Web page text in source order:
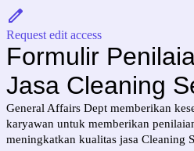
Request edit access
Formulir
Jasa Cleaning
General Affairs Dept memberikan
karyawan untuk memberikan
meningkatkan kualitas jasa Cleaning